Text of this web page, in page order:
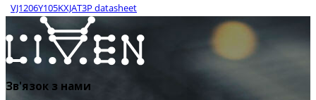
VJ1206Y105KXJAT3P datasheet
Зв'язок з нами